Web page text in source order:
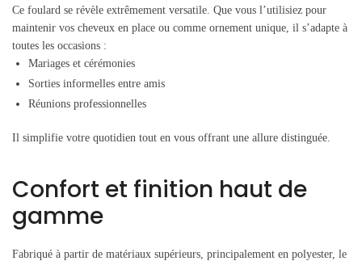
Ce foulard se révèle extrêmement versatile. Que vous l’utilisiez pour
maintenir vos cheveux en place ou comme ornement unique, il s’adapte à
toutes les occasions :
Mariages et cérémonies
Sorties informelles entre amis
Réunions professionnelles
Il simplifie votre quotidien tout en vous offrant une allure distinguée.
Confort et finition haut de
gamme
Fabriqué à partir de matériaux supérieurs, principalement en polyester, le